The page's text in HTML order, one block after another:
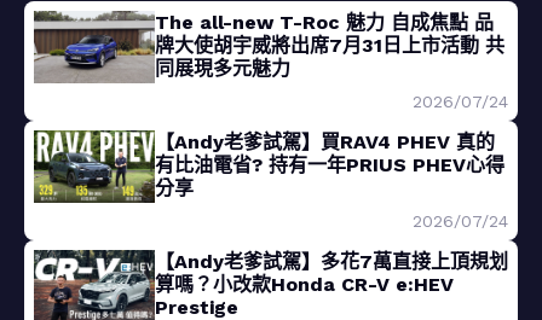
The all-new T-Roc 魅力 自成焦點 品
牌大使胡宇威將出席7月31日上市活動 共
同展現多元魅力
2026/07/24
【Andy老爹試駕】買RAV4 PHEV 真的
有比油電省? 持有一年PRIUS PHEV心得
分享
2026/07/24
【Andy老爹試駕】多花7萬直接上頂規划
算嗎？小改款Honda CR-V e:HEV
Prestige